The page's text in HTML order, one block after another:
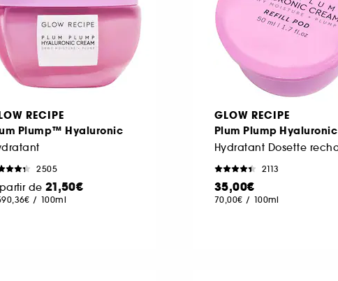
RECIPE
Plump™ Hyaluronic
2505
de 21,50€
/ 100ml
GLOW RECIPE
Plum Plump Hyaluronic
2113
35,00€
70,00€ / 100ml